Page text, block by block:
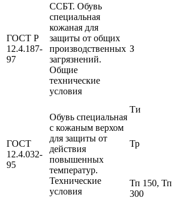
ГОСТ Р
12.4.187-
97
ССБТ. Обувь
специальная
кожаная для
защиты от общих
производственных
загрязнений.
Общие
технические
условия
З
ГОСТ
12.4.032-
95
Обувь специальная
с кожаным верхом
для защиты от
действия
повышенных
температур.
Технические
условия
Ти
Тр
Тп 150, Тп
300